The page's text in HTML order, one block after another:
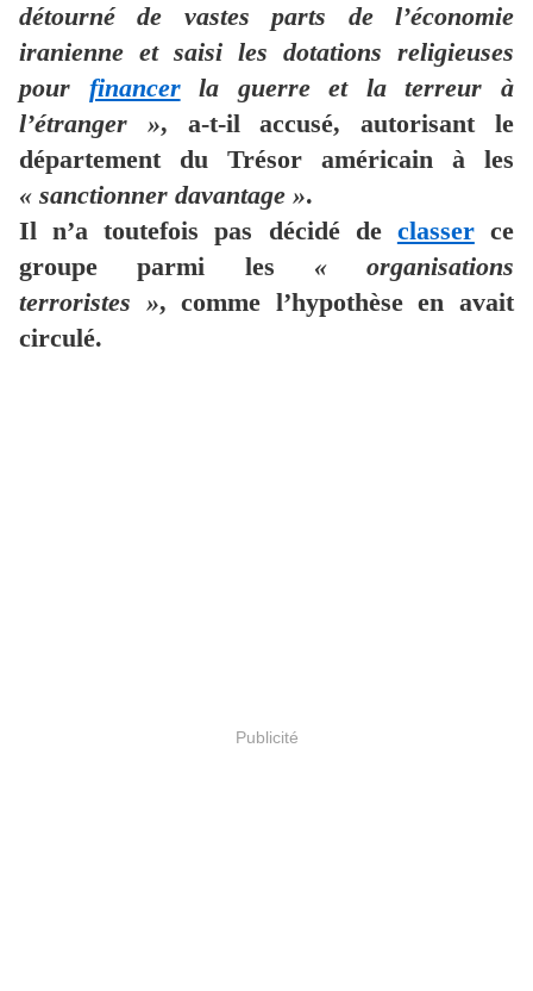
détourné de vastes parts de l’économie
iranienne et saisi les dotations religieuses
pour financerla guerre et la terreur à
l’étranger », a-t-il accusé, autorisant le
département du Trésor américain à les
« sanctionner davantage ».
Il n’a toutefois pas décidé de classerce
groupe parmi les « organisations
terroristes », comme l’hypothèse en avait
circulé.
Publicité